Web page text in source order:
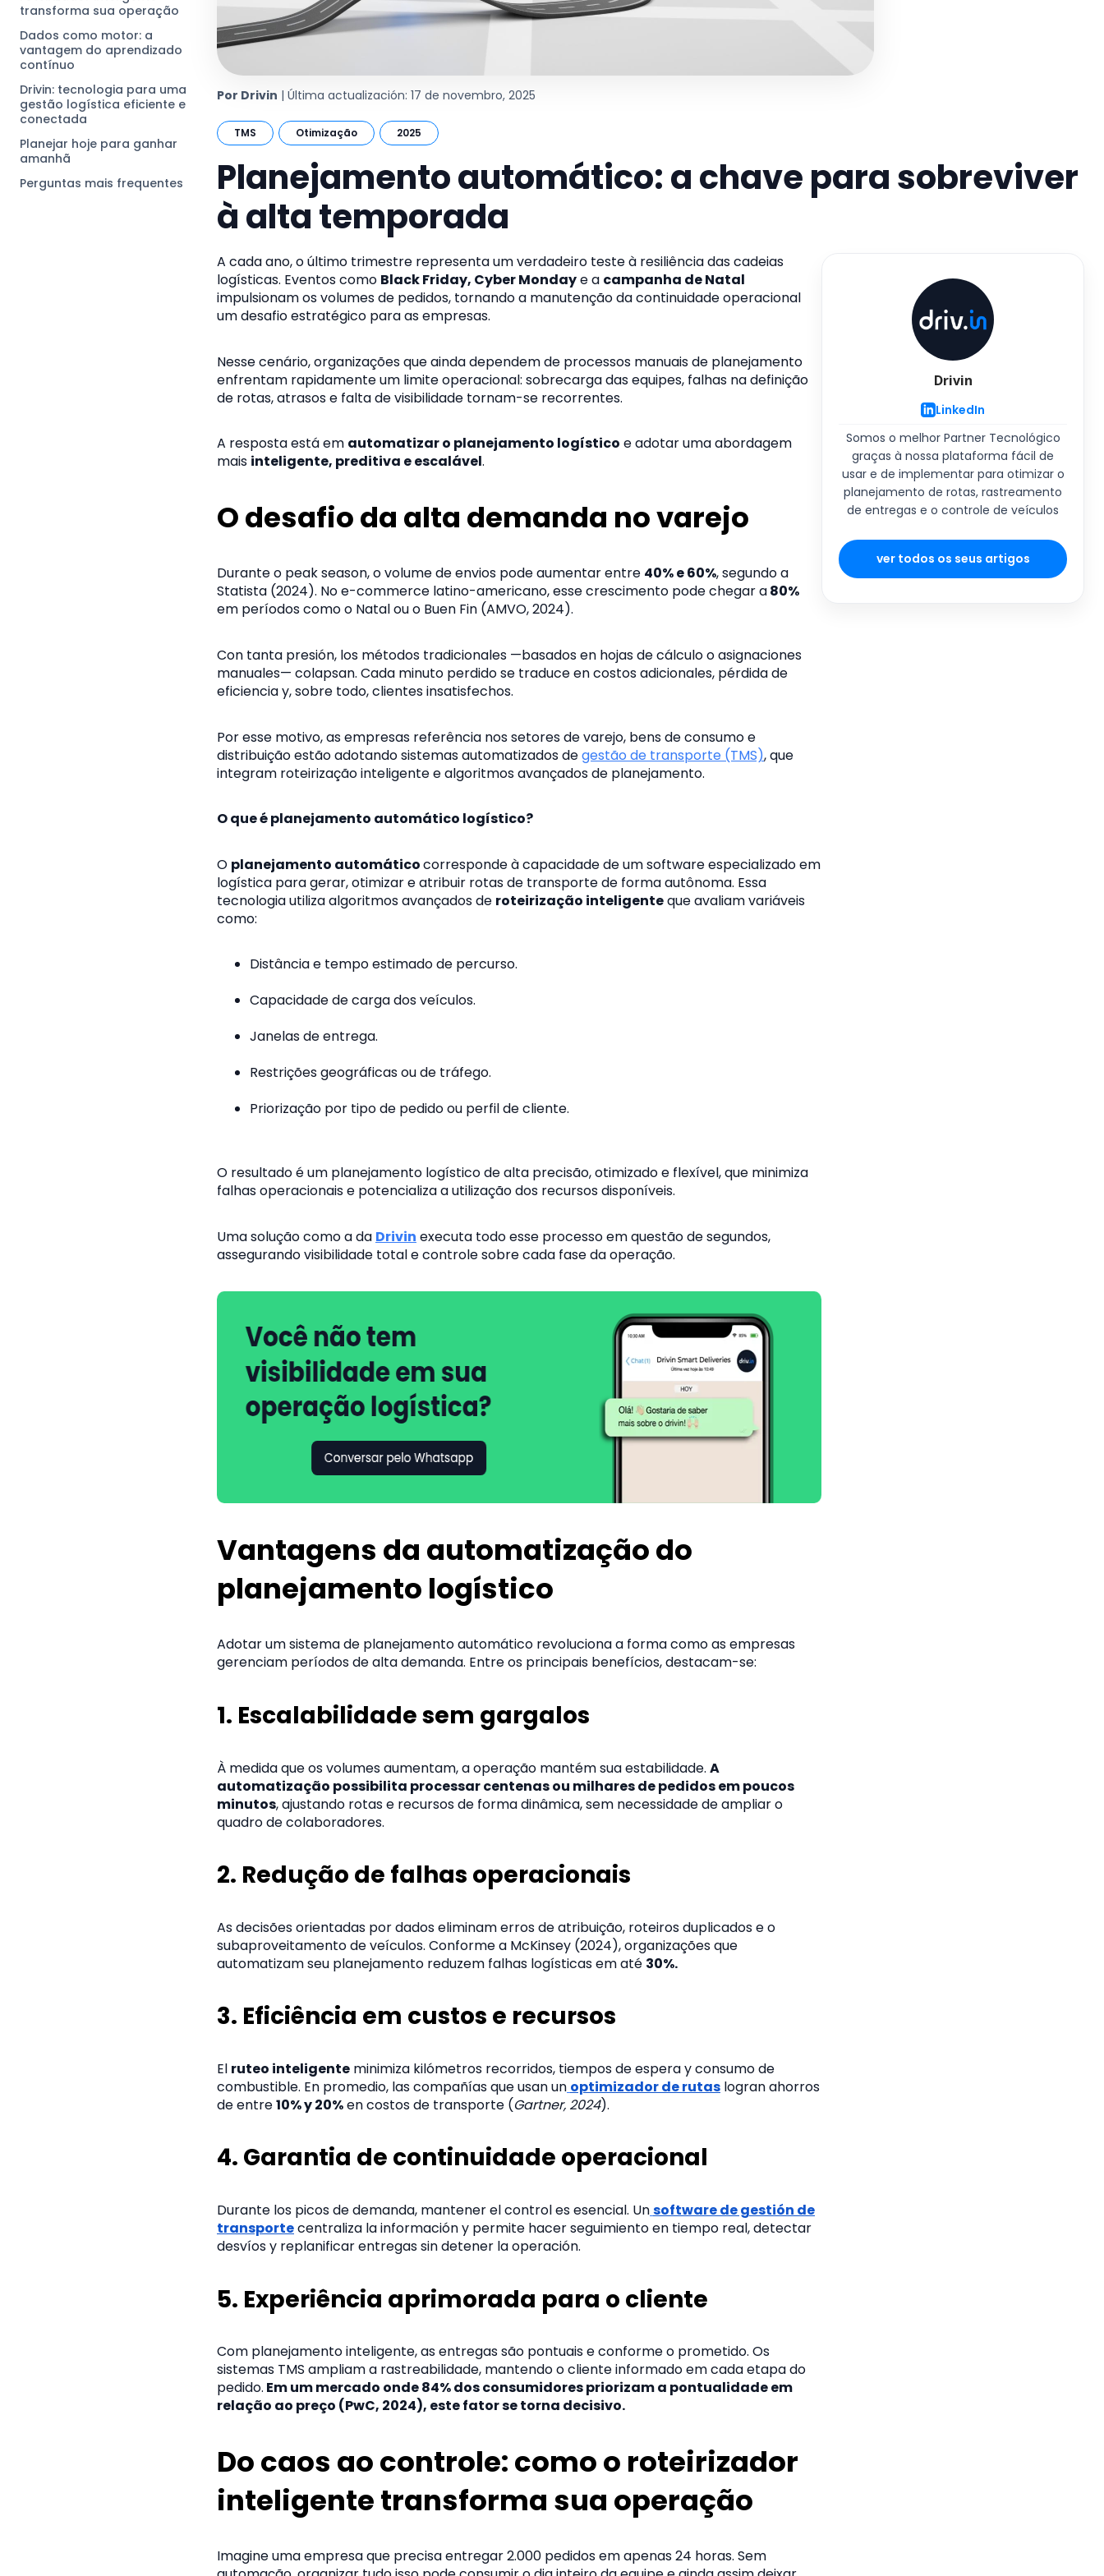
transforma sua operação
Dados como motor: a
vantagem do aprendizado
contínuo
Drivin: tecnologia para uma
gestão logística eficiente e
conectada
Planejar hoje para ganhar
amanhã
Perguntas mais frequentes
Por Drivin | Última actualización: 17 de novembro, 2025
TMS Otimização 2025
Planejamento automático: a chave para sobreviver
à alta temporada
A cada ano, o último trimestre representa um verdadeiro teste à resiliência das cadeias
logísticas. Eventos como Black Friday, Cyber Mondaye a campanha de Natal
impulsionam os volumes de pedidos, tornando a manutenção da continuidade operacional
um desafio estratégico para as empresas.
Nesse cenário, organizações que ainda dependem de processos manuais de planejamento
enfrentam rapidamente um limite operacional: sobrecarga das equipes, falhas na definição
de rotas, atrasos e falta de visibilidade tornam-se recorrentes.
A resposta está em automatizar o planejamento logístico e adotar uma abordagem
mais inteligente, preditiva e escalável.
O desafio da alta demanda no varejo
Durante o peak season, o volume de envios pode aumentar entre 40% e 60%, segundo a
Statista (2024). No e-commerce latino-americano, esse crescimento pode chegar a80%
em períodos como o Natal ou o Buen Fin (AMVO, 2024).
Con tanta presión, los métodos tradicionales —basados en hojas de cálculo o asignaciones
manuales— colapsan. Cada minuto perdido se traduce en costos adicionales, pérdida de
eficiencia y, sobre todo, clientes insatisfechos.
Por esse motivo, as empresas referência nos setores de varejo, bens de consumo e
distribuição estão adotando sistemas automatizados degestão de transporte (TMS), que
integram roteirização inteligente e algoritmos avançados de planejamento.
O que é planejamento automático logístico?
O planejamento automáticocorresponde à capacidade de um software especializado em
logística para gerar, otimizar e atribuir rotas de transporte de forma autônoma. Essa
tecnologia utiliza algoritmos avançados de roteirização inteligenteque avaliam variáveis
como:
Distância e tempo estimado de percurso.
Capacidade de carga dos veículos.
Janelasde entrega.
Restrições geográficas ou de tráfego.
Priorização por tipo de pedido ou perfil de cliente.
O resultado é um planejamento logístico de alta precisão, otimizado e flexível, que minimiza
falhas operacionais e potencializa a utilização dos recursos disponíveis.
Uma solução como a da Drivin executa todo esse processo em questão de segundos,
assegurando visibilidade total e controle sobre cada fase da operação.
Vantagens da automatização do
planejamento logístico
Adotar um sistema de planejamento automático revoluciona a forma como as empresas
gerenciam períodos de alta demanda. Entre os principais benefícios, destacam-se:
1. Escalabilidade sem gargalos
À medida que os volumes aumentam, a operação mantém sua estabilidade. A
automatização possibilita processar centenas ou milhares de pedidos em poucos
minutos, ajustando rotas e recursos de forma dinâmica, sem necessidade de ampliar o
quadro de colaboradores.
2. Redução de falhas operacionais
As decisões orientadas por dados eliminam erros de atribuição, roteiros duplicados e o
subaproveitamento de veículos. Conforme a McKinsey (2024), organizações que
automatizam seu planejamento reduzem falhas logísticas em até 30%.
3. Eficiência em custos e recursos
El ruteo inteligente minimiza kilómetros recorridos, tiempos de espera y consumo de
combustible. En promedio, las compañías que usan un optimizador de rutas logran ahorros
de entre10% y 20%en costos de transporte (Gartner, 2024).
4. Garantia de continuidade operacional
Durante los picos de demanda, mantener el control es esencial. Unsoftware de gestión de
transportecentraliza la información y permite hacer seguimiento en tiempo real, detectar
desvíos y replanificar entregas sin detener la operación.
5. Experiência aprimorada para o cliente
Com planejamento inteligente, as entregas são pontuais e conforme o prometido. Os
sistemas TMS ampliam a rastreabilidade, mantendo o cliente informado em cada etapa do
pedido. Em um mercado onde 84% dos consumidores priorizam a pontualidade em
relação ao preço (PwC, 2024), este fator se torna decisivo.
Do caos ao controle: como o roteirizador
inteligente transforma sua operação
Imagine uma empresa que precisa entregar 2.000 pedidos em apenas 24 horas. Sem
Drivin
LinkedIn
Somos o melhor Partner Tecnológico
graças à nossa plataforma fácil de
usar e de implementar para otimizar o
planejamento de rotas, rastreamento
de entregas e o controle de veículos
ver todos os seus artigos